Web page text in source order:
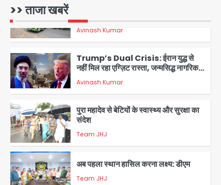
>> ताजा खबरें
1
फायर, दो की मौत, कई घायल
Avinash Kumar
2
Trump’s Dual Crisis: ईरान युद्ध से
नहीं मिल रहा एग्ज़िट रास्ता, जन्मसिद्ध नागरिकता
पर सुप्रीम कोर्ट को दी फिर चुनौती
Avinash Kumar
3
पुरा महादेव से बेटियों के स्वास्थ्य और सुरक्षा का
संदेश
Team JHJ
अब पहला स्थान हासिल करना लक्ष्य: डीएम
Team JHJ